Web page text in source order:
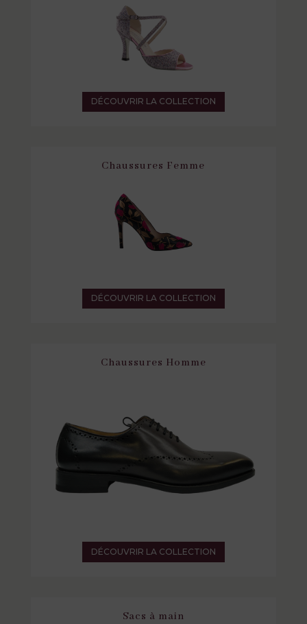
DÉCOUVRIR LA COLLECTION
Chaussures Femme
DÉCOUVRIR LA COLLECTION
Chaussures Homme
DÉCOUVRIR LA COLLECTION
Sacs à main